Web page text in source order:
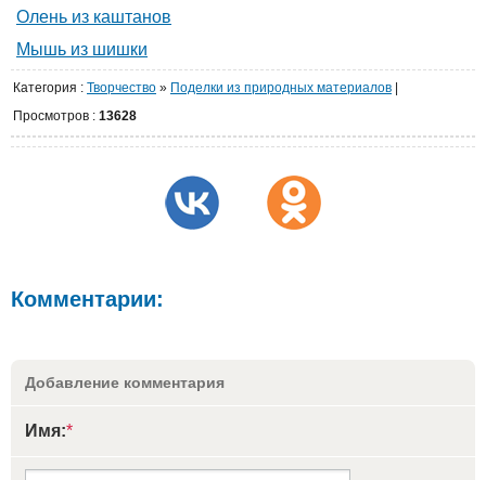
Олень из каштанов
Мышь из шишки
Категория : Творчество » Поделки из природных материалов
Просмотров : 13628
Комментарии:
Добавление комментария
Имя:*